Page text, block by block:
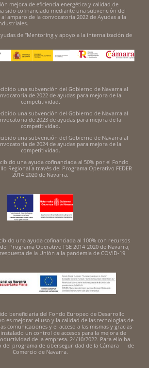
mejora de eficiencia energética y calidad de
sido cofinanciado mediante una subvención del
amparo de la convocatoria 2022 de Ayudas a la
de “Mentoring y apoyo a la internalización de
una subvención del Gobierno de Navarra al
de 2022 de ayudas para mejora de la
competitividad.
una subvención del Gobierno de Navarra al
de 2023 de ayudas para mejora de la
competitividad.
una subvención del Gobierno de Navarra al
de 2024 de ayudas para mejora de la
competitividad.
una ayuda cofinanciada al 50% por el Fondo
Regional a través del Programa Operativo FEDER
2014-2020 de Navarra.
una ayuda cofinanciada al 100% con recursos
del Programa Operativo FSE 2014-2020 de Navarra,
de la Unión a la pandemia de COVID-19
beneficiaria del Fondo Europeo de Desarrollo
es mejorar el uso y la calidad de las tecnologías de
comunicaciones y el acceso a las mismas y gracias
un control de accesos para la mejora de
de la empresa. 24/10/2022. Para ello ha
del programa de ciberseguridad de la Cámara de
Comercio de Navarra.